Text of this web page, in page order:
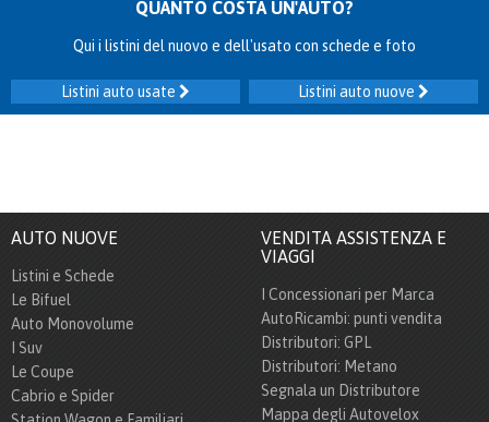
QUANTO COSTA UN'AUTO?
Qui i listini del nuovo e dell'usato con schede e foto
Listini auto nuove
Listini auto usate
AUTO NUOVE
Listini e Schede
Le Bifuel
Auto Monovolume
I Suv
Le Coupe
Cabrio e Spider
VENDITA ASSISTENZA E
VIAGGI
I Concessionari per Marca
AutoRicambi: punti vendita
Distributori: GPL
Distributori: Metano
Segnala un Distributore
Mappa degli Autovelox